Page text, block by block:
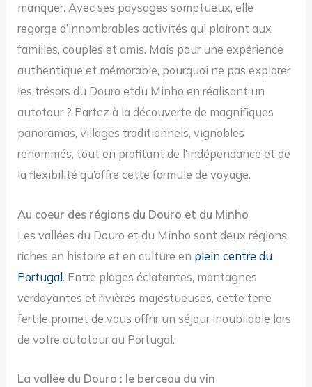
manquer. Avec ses paysages somptueux, elle
regorge d’innombrables activités qui plairont aux
familles, couples et amis. Mais pour une expérience
authentique et mémorable, pourquoi ne pas explorer
les trésors du Douro etdu Minho en réalisant un
autotour ? Partez à la découverte de magnifiques
panoramas, villages traditionnels, vignobles
renommés, tout en profitant de l’indépendance et de
la flexibilité qu’offre cette formule de voyage.
Au coeur des régions du Douro et du Minho
Les vallées du Douro et du Minho sont deux régions
riches en histoire et en culture en plein centre du
Portugal. Entre plages éclatantes, montagnes
verdoyantes et rivières majestueuses, cette terre
fertile promet de vous offrir un séjour inoubliable lors
de votre autotour au Portugal.
La vallée du Douro : le berceau du vin